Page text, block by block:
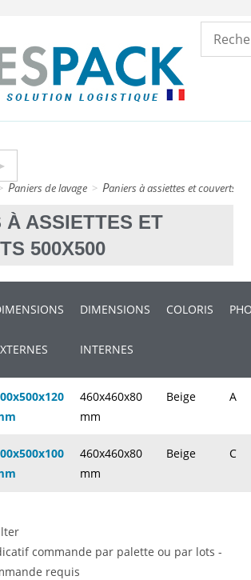
paniers de lavage > paniers à assiettes et couverts
À ASSIETTES ET
500X500
DIMENSIONS
INTERNES
COLORIS
460x460x80
mm
Beige A
460x460x80
mm
Beige C
commande par palette ou par lots -
requis